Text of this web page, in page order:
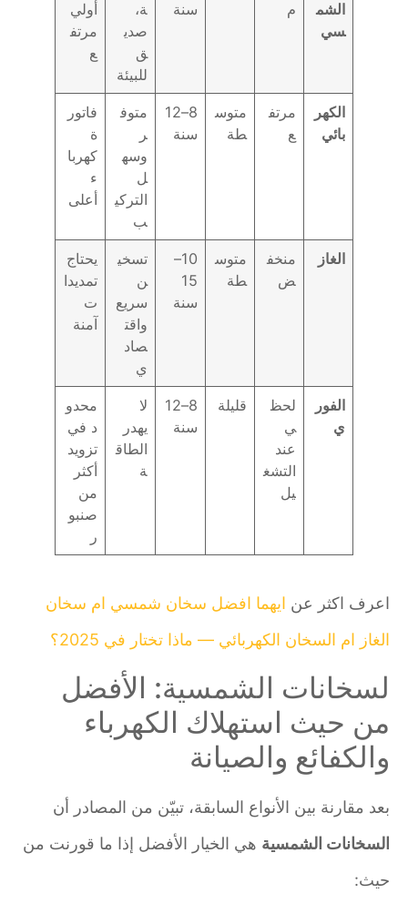
الشم
سي
سنة
صدي
للبيئة
أولي
مرتف
الكهر
بائي
مرتف
متوس
طة
8–12
سنة
متوف
وسه
التركي
فاتور
كهربا
أعلى
الغاز
منخف
ض
متوس
طة
10–
سنة
تسخي
سريع
واقت
صاد
يحتاج
تمديدا
آمنة
الفور
لحظ
عند
التشغ
قليلة
8–12
سنة
يهدر
الطاق
محدو
د في
تزويد
أكثر
من
صنبو
اعرف اكثر عنايهما افضل سخان شمسي ام سخان
الغاز ام السخان الكهربائي — ماذا تختار في 2025؟
لسخانات الشمسية: الأفضل
من حيث استهلاك الكهرباء
والكفائع والصيانة
بعد مقارنة بين الأنواع السابقة، تبيّن من المصادر أن
السخانات الشمسيةهي الخيار الأفضل إذا ما قورنت من
حيث: